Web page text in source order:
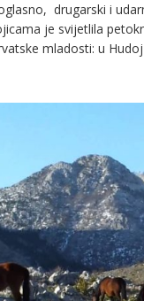
drugarski i
je svijetlila
mladosti: u